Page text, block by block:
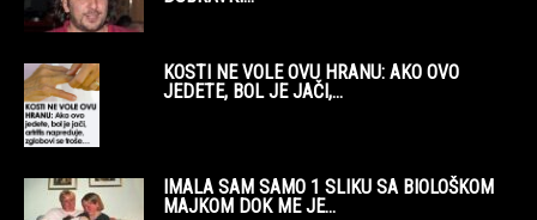
KOSTI NE VOLE OVU HRANU: AKO OVO
JEDETE, BOL JE JAČI,...
IMALA SAM SAMO 1 SLIKU SA BIOLOŠKOM
MAJKOM DOK ME JE...